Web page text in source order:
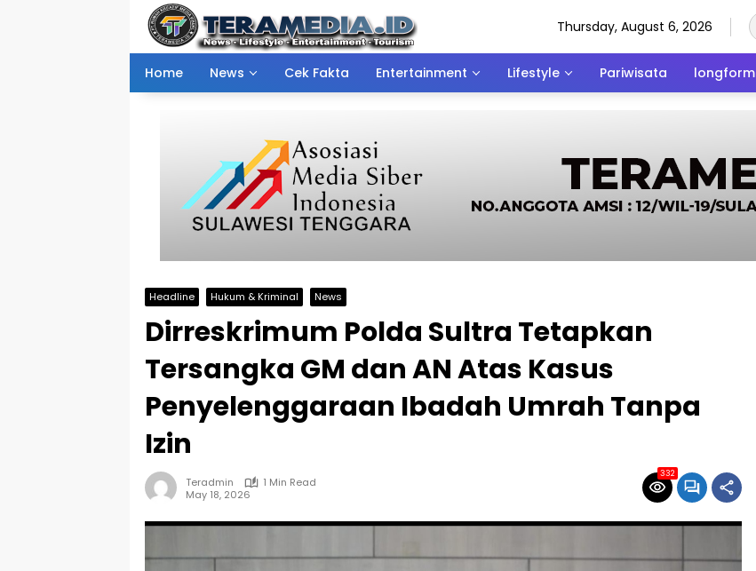
Thursday, August 6, 2026
Home News Cek Fakta Entertainment Lifestyle Pariwisata longform
Headline Hukum & Kriminal News
Dirreskrimum Polda Sultra Tetapkan
Tersangka GM dan AN Atas Kasus
Penyelenggaraan Ibadah Umrah Tanpa
Izin
Teradmin
1 Min Read
May 18, 2026
332